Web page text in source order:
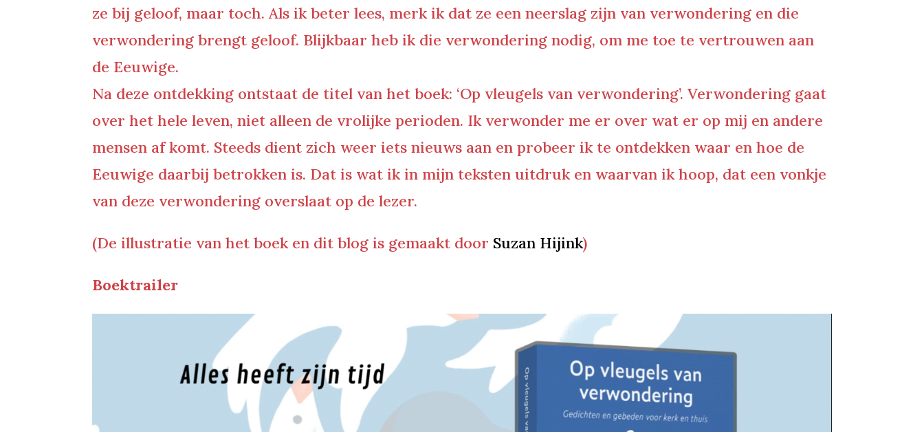
ze bij geloof, maar toch. Als ik beter lees, merk ik dat ze een neerslag zijn van verwondering en die
verwondering brengt geloof. Blijkbaar heb ik die verwondering nodig, om me toe te vertrouwen aan
de Eeuwige.
Na deze ontdekking ontstaat de titel van het boek: ‘Op vleugels van verwondering’. Verwondering gaat
over het hele leven, niet alleen de vrolijke perioden. Ik verwonder me er over wat er op mij en andere
mensen af komt. Steeds dient zich weer iets nieuws aan en probeer ik te ontdekken waar en hoe de
Eeuwige daarbij betrokken is. Dat is wat ik in mijn teksten uitdruk en waarvan ik hoop, dat een vonkje
van deze verwondering overslaat op de lezer.
(De illustratie van het boek en dit blog is gemaakt door Suzan Hijink)
Boektrailer